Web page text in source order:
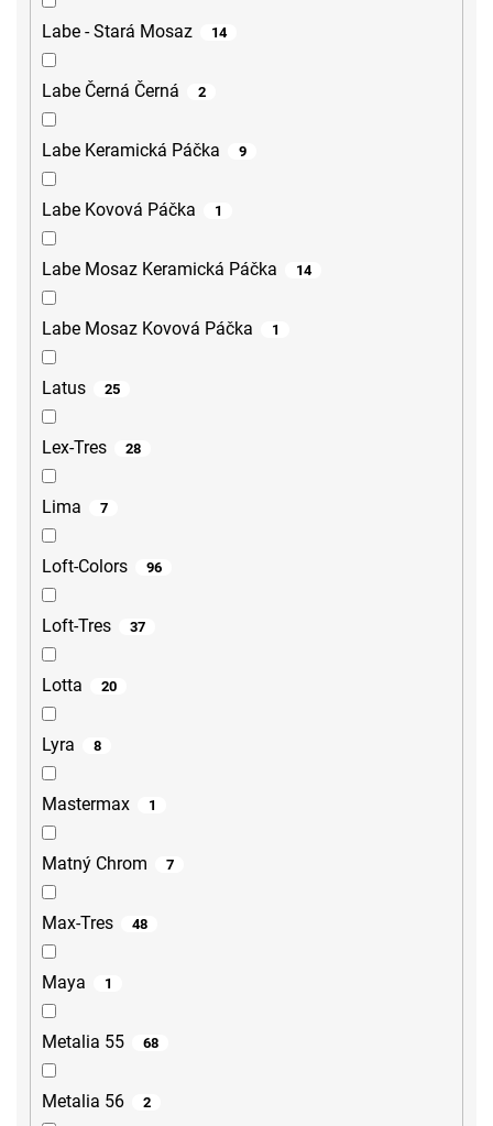
Labe - Stará Mosaz 14
Labe Černá Černá 2
Labe Keramická Páčka 9
Labe Kovová Páčka 1
Labe Mosaz Keramická Páčka 14
Labe Mosaz Kovová Páčka 1
Latus 25
Lex-Tres 28
Lima 7
Loft-Colors 96
Loft-Tres 37
Lotta 20
Lyra 8
Mastermax 1
Matný Chrom 7
Max-Tres 48
Maya 1
Metalia 55 68
Metalia 56 2